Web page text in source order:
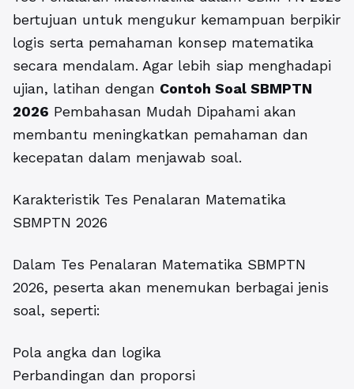
bertujuan untuk mengukur kemampuan berpikir
logis serta pemahaman konsep matematika
secara mendalam. Agar lebih siap menghadapi
ujian, latihan dengan Contoh Soal SBMPTN
2026 Pembahasan Mudah Dipahami akan
membantu meningkatkan pemahaman dan
kecepatan dalam menjawab soal.
Karakteristik Tes Penalaran Matematika
SBMPTN 2026
Dalam Tes Penalaran Matematika SBMPTN
2026, peserta akan menemukan berbagai jenis
soal, seperti:
Pola angka dan logika
Perbandingan dan proporsi